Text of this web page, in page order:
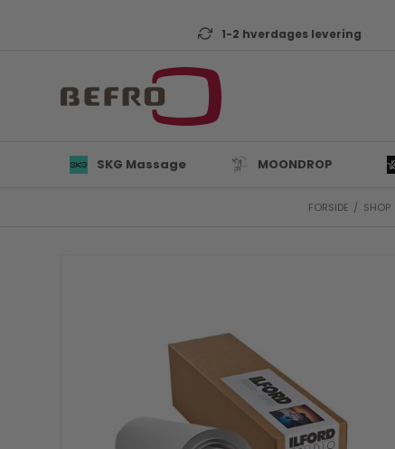
1-2 hverdages levering
SKG Massage MOONDROP
FORSIDE / SHOP